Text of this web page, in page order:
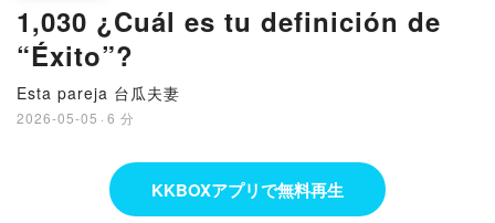
1,030 ¿Cuál es tu definición de
“Éxito”?
Esta pareja 台瓜夫妻
2026-05-05 · 6 分
KKBOXアプリで無料再生